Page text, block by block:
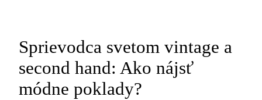
Sprievodca svetom vintage a
second hand: Ako nájsť
módne poklady?